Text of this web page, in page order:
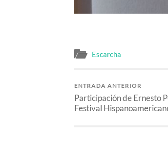
Escarcha
ENTRADA ANTERIOR
Participación de Ernesto
Festival